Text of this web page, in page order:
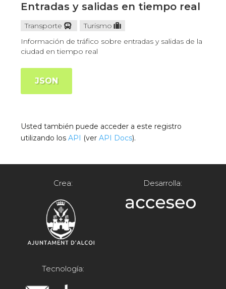
Entradas y salidas en tiempo real
Transporte
Turismo
Información de tráfico sobre entradas y salidas de la
ciudad en tiempo real
JSON
Usted también puede acceder a este registro
utilizando losAPI (verAPI Docs).
Crea: Desarrolla:
Tecnología: